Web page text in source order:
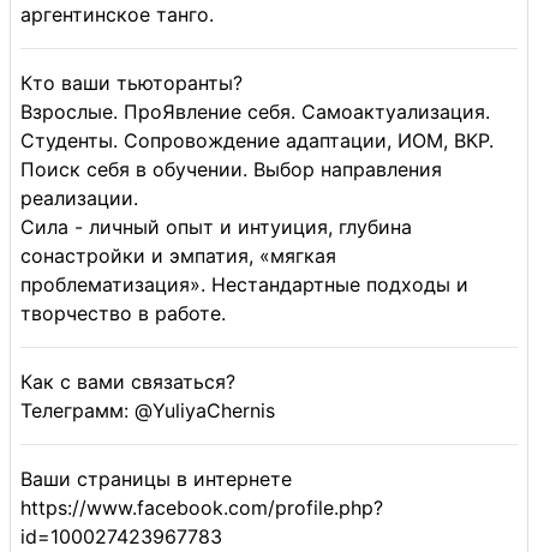
аргентинское танго.
Кто ваши тьюторанты?
Взрослые. ПроЯвление себя. Самоактуализация.
Студенты. Сопровождение адаптации, ИОМ, ВКР.
Поиск себя в обучении. Выбор направления
реализации.
Сила - личный опыт и интуиция, глубина
сонастройки и эмпатия, «мягкая
проблематизация». Нестандартные подходы и
творчество в работе.
Как с вами связаться?
Телеграмм: @YuliyaChernis
Ваши страницы в интернете
https://www.facebook.com/profile.php?
id=100027423967783